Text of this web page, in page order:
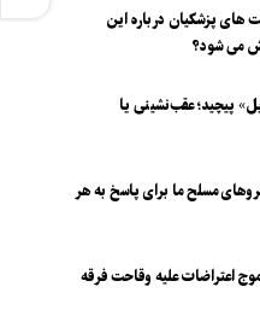
پزشکیان درباره این
می شود؟
پیچید؛ عقب‌نشینی یا
مسلح ما برای پاسخ به هر
اعتراضات علیه وقاحت فرقه